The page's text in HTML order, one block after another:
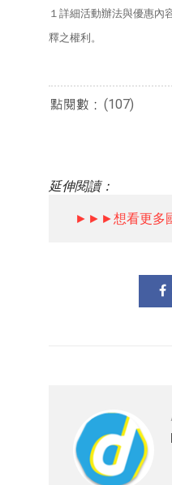
１詳細活動辦法與優惠內
釋之權利。
(107)
延伸閱讀：
►►►想看更多國